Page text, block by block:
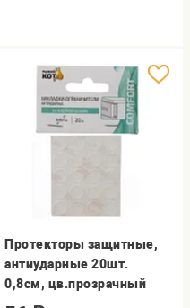
Протекторы защитные,
антиударные 20шт.
0,8см, цв.прозрачный